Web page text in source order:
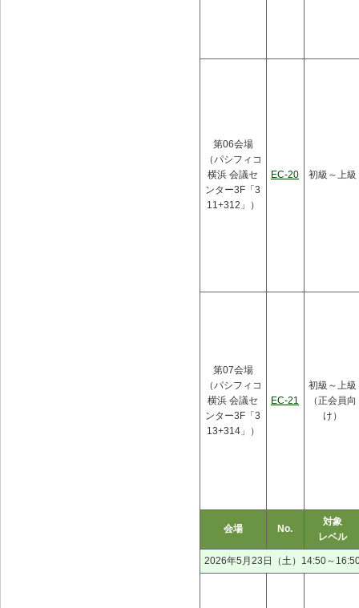
第06会場
（パシフィコ
横浜 会議セ
ンター3F「3
11+312」）
EC-20 初級～上級
第07会場
（パシフィコ
横浜 会議セ
ンター3F「3
13+314」）
EC-21
初級～上級
（正会員向
け）
会場 No.
対象
レベル
2026年5月23日（土）14:50～